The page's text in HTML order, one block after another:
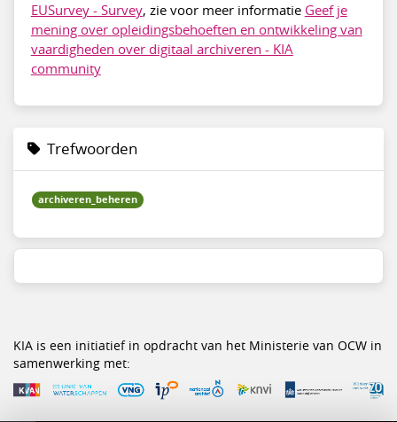
EUSurvey - Survey, zie voor meer informatie Geef je
mening over opleidingsbehoeften en ontwikkeling van
vaardigheden over digitaal archiveren - KIA
community
Trefwoorden
archiveren_beheren
KIA is een initiatief in opdracht van het Ministerie van OCW in
samenwerking met: